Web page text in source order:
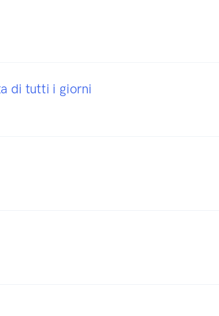
di tutti i giorni